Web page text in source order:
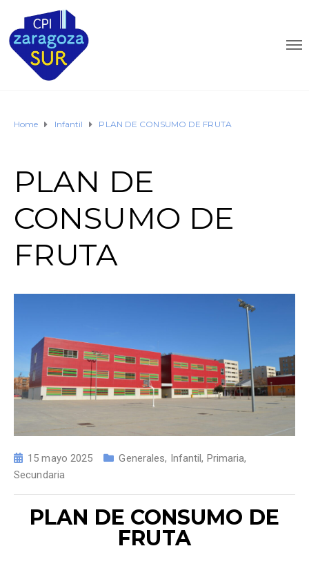
Home Infantil PLAN DE CONSUMO DE FRUTA
PLAN DE
CONSUMO DE
FRUTA
15 mayo 2025 Generales, Infantil, Primaria,
Secundaria
PLAN DE CONSUMO DE
FRUTA